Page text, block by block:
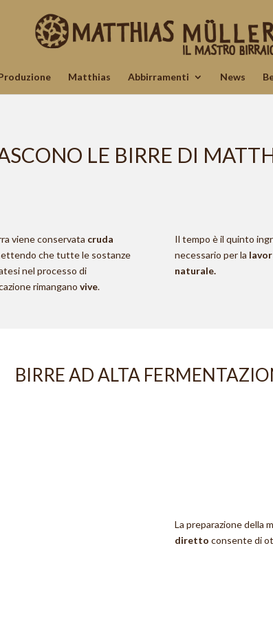
Matthias Abbirramenti News
LE BIRRE DI
viene conservata cruda
che tutte le sostanze
nel processo di
rimangano vive.
Il tempo è il quinto
necessario per la
naturale.
BIRRE AD ALTA
La preparazione della
diretto consente di